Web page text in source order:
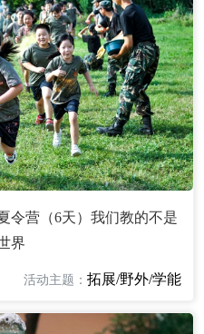
令营（6天）我们教的不是
界
活动主题： 拓展/野外/学能